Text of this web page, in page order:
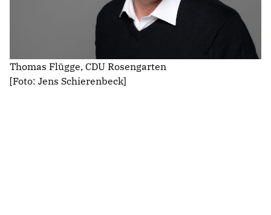
Thomas Flügge, CDU Rosengarten
[Foto: Jens Schierenbeck]